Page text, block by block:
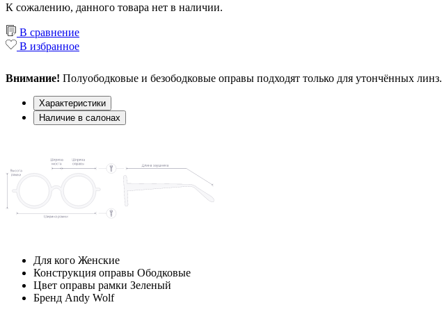
К сожалению, данного товара нет в наличии.
В сравнение
В избранное
Внимание! Полуободковые и безободковые оправы подходят только для утончённых линз.
Характеристики
Наличие в салонах
Для кого Женские
Конструкция оправы Ободковые
Цвет оправы рамки Зеленый
Бренд Andy Wolf